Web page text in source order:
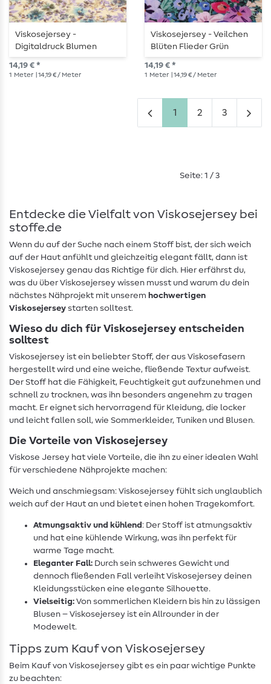
Viskosejersey -
Digitaldruck Blumen
Zweige Vanille
14,19 € *
1 Meter | 14,19 € / Meter
Viskosejersey - Veilchen
Blüten Flieder Grün
14,19 € *
1 Meter | 14,19 € / Meter
1 2 3
Seite: 1 / 3
Entdecke die Vielfalt von Viskosejersey bei
stoffe.de
Wenn du auf der Suche nach einem Stoff bist, der sich weich
auf der Haut anfühlt und gleichzeitig elegant fällt, dann ist
Viskosejersey genau das Richtige für dich. Hier erfährst du,
was du über Viskosejersey wissen musst und warum du dein
nächstes Nähprojekt mit unserem hochwertigen
Viskosejersey starten solltest.
Wieso du dich für Viskosejersey entscheiden
solltest
Viskosejersey ist ein beliebter Stoff, der aus Viskosefasern
hergestellt wird und eine weiche, fließende Textur aufweist.
Der Stoff hat die Fähigkeit, Feuchtigkeit gut aufzunehmen und
schnell zu trocknen, was ihn besonders angenehm zu tragen
macht. Er eignet sich hervorragend für Kleidung, die locker
und leicht fallen soll, wie Sommerkleider, Tuniken und Blusen.
Die Vorteile von Viskosejersey
Viskose Jersey hat viele Vorteile, die ihn zu einer idealen Wahl
für verschiedene Nähprojekte machen:
Weich und anschmiegsam: Viskosejersey fühlt sich unglaublich
weich auf der Haut an und bietet einen hohen Tragekomfort.
Atmungsaktiv und kühlend: Der Stoff ist atmungsaktiv
und hat eine kühlende Wirkung, was ihn perfekt für
warme Tage macht.
Eleganter Fall: Durch sein schweres Gewicht und
dennoch fließenden Fall verleiht Viskosejersey deinen
Kleidungsstücken eine elegante Silhouette.
Vielseitig: Von sommerlichen Kleidern bis hin zu lässigen
Blusen – Viskosejersey ist ein Allrounder in der
Modewelt.
Tipps zum Kauf von Viskosejersey
Beim Kauf von Viskosejersey gibt es ein paar wichtige Punkte
zu beachten: